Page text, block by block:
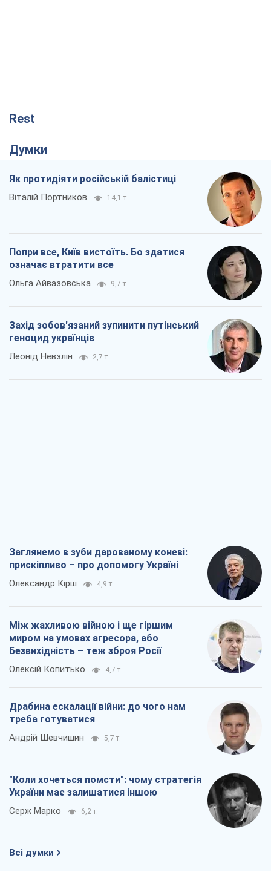
Rest
Думки
Як протидіяти російській балістиці
Віталій Портников 14,1 т.
Попри все, Київ вистоїть. Бо здатися
означає втратити все
Ольга Айвазовська 9,7 т.
Захід зобов'язаний зупинити путінський
геноцид українців
Леонід Невзлін 2,7 т.
Заглянемо в зуби дарованому коневі:
прискіпливо – про допомогу Україні
Олександр Кірш 4,9 т.
Між жахливою війною і ще гіршим
миром на умовах агресора, або
Безвихідність – теж зброя Росії
Олексій Копитько 4,7 т.
Драбина ескалації війни: до чого нам
треба готуватися
Андрій Шевчишин 5,7 т.
"Коли хочеться помсти": чому стратегія
України має залишатися іншою
Серж Марко 6,2 т.
Всі думки